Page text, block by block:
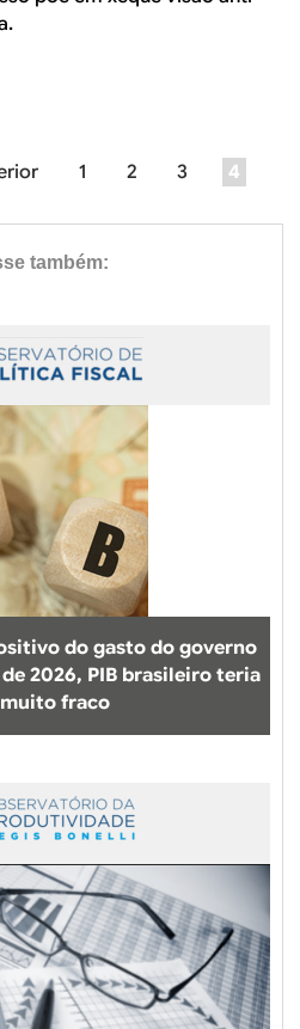
1 2 3 4
do gasto do governo
2026, PIB brasileiro teria
fraco